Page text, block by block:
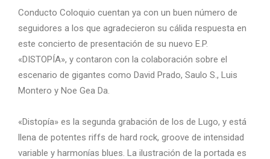
Conducto Coloquio cuentan ya con un buen número de
seguidores a los que agradecieron su cálida respuesta en
este concierto de presentación de su nuevo E.P.
«DISTOPÍA», y contaron con la colaboración sobre el
escenario de gigantes como David Prado, Saulo S., Luis
Montero y Noe Gea Da.
«Distopía» es la segunda grabación de los de Lugo, y está
llena de potentes riffs de hard rock, groove de intensidad
variable y harmonías blues. La ilustración de la portada es